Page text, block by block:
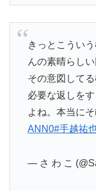
きっとこうい
んの素晴らし
その意図して
必要な返しを
よね。本当にそ
ANN0#手越祐
— さ わ こ